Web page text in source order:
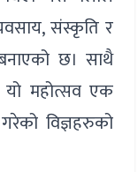
संस्कृति र
छ। साथै
यो महोत्सव एक
विज्ञहरुको